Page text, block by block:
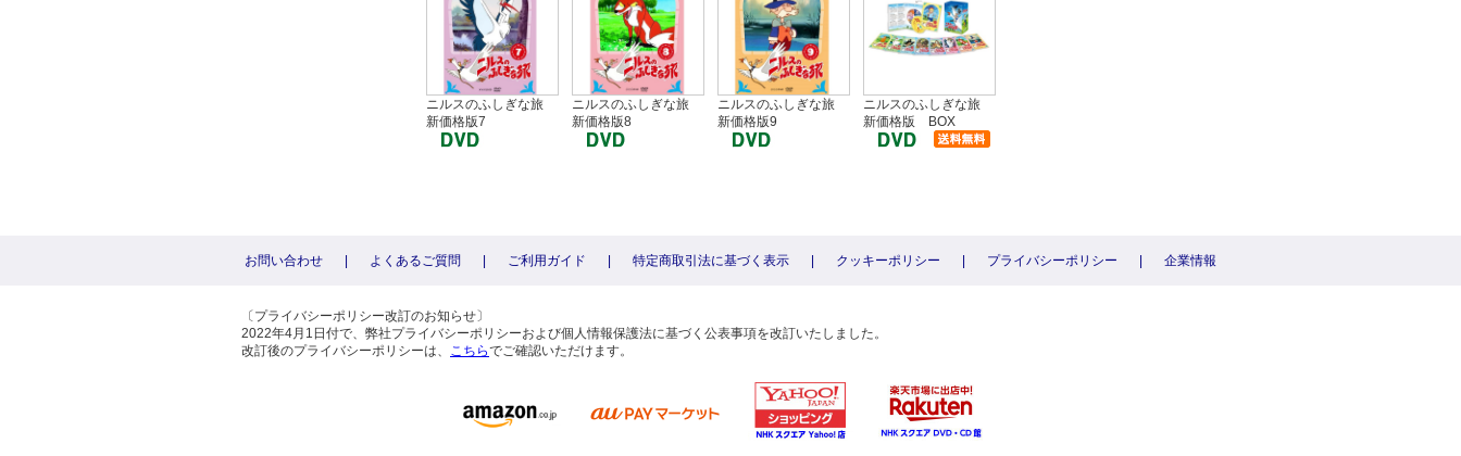
ニルスのふしぎな旅
新価格版7
ニルスのふしぎな旅
新価格版8
ニルスのふしぎな旅
新価格版9
ニルスのふしぎな旅
新価格版 BOX
お問い合わせ よくあるご質問 ご利用ガイド 特定商取引法に基づく表示 クッキーポリシー プライバシーポリシー 企業情報
〔プライバシーポリシー改訂のお知らせ〕
2022年4月1日付で、弊社プライバシーポリシーおよび個人情報保護法に基づく公表事項を改訂いたしました。
改訂後のプライバシーポリシーは、 こちらでご確認いただけます。